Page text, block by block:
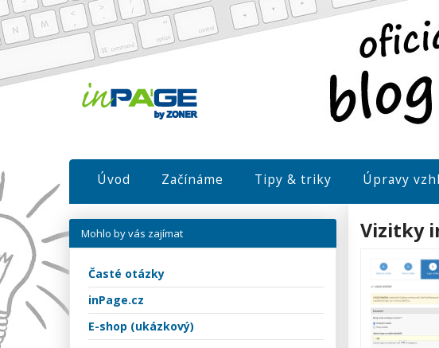
Úvod Začínáme Tipy & triky Úpravy
Vizitky
Mohlo by vás zajímat
Časté otázky
inPage.cz
E-shop (ukázkový)